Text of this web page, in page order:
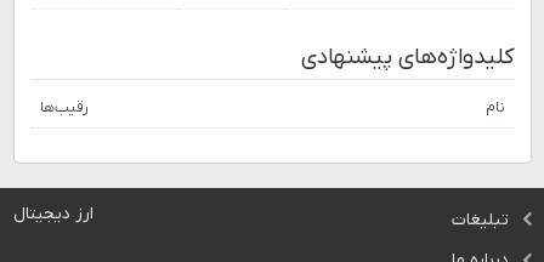
کلیدواژه‌های پیشنهادی
نام رقیب‌ها
ارز دیجیتال
تبلیغات